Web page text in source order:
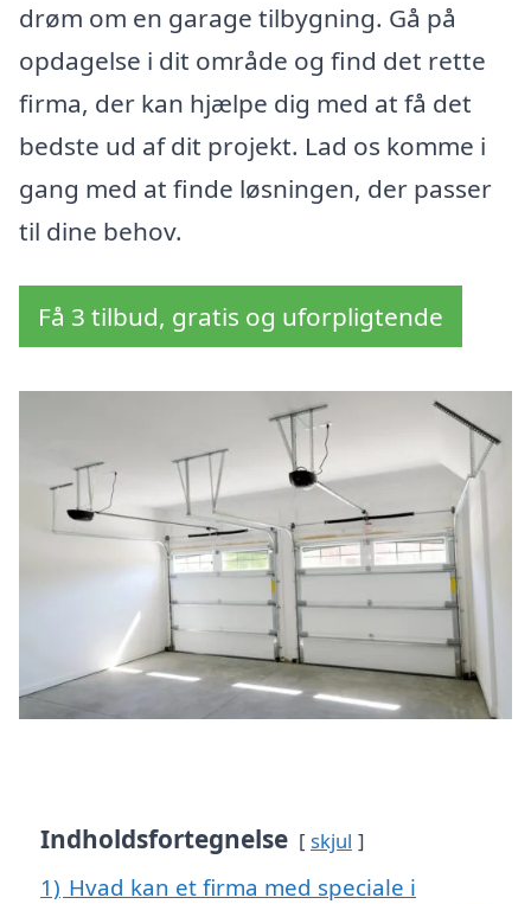
drøm om en garage tilbygning. Gå på
opdagelse i dit område og find det rette
firma, der kan hjælpe dig med at få det
bedste ud af dit projekt. Lad os komme i
gang med at finde løsningen, der passer
til dine behov.
Få 3 tilbud, gratis og uforpligtende
Indholdsfortegnelse skjul
1) Hvad kan et firma med speciale i